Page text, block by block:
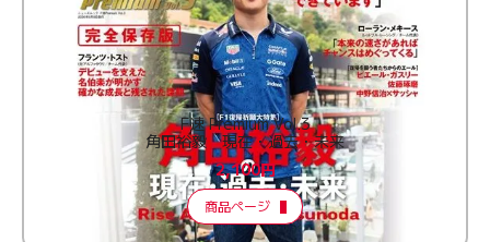
F速 Premium Vol.3
角田裕毅 現在・過去・未来
2,100円
商品ページ